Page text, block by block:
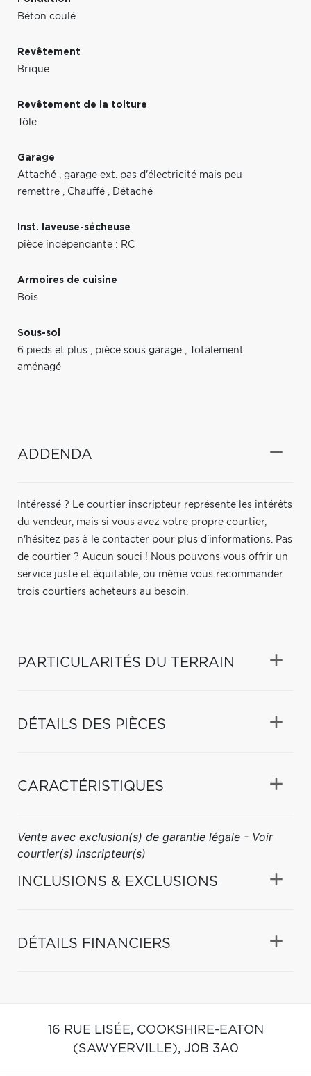
Béton coulé
Revêtement
Brique
Revêtement de la toiture
Tôle
Garage
Attaché , garage ext. pas d'électricité mais peu
remettre , Chauffé , Détaché
Inst. laveuse-sécheuse
pièce indépendante : RC
Armoires de cuisine
Bois
Sous-sol
6 pieds et plus , pièce sous garage ,
Totalement
aménagé
ADDENDA
Intéressé ? Le courtier inscripteur représente les intérêts
du vendeur, mais si vous avez votre propre courtier,
n'hésitez pas à le contacter pour plus d'informations. Pas
de courtier ? Aucun souci ! Nous pouvons vous offrir un
service juste et équitable, ou même vous recommander
trois courtiers acheteurs au besoin.
PARTICULARITÉS DU TERRAIN
DÉTAILS DES PIÈCES
CARACTÉRISTIQUES
Vente avec exclusion(s) de garantie légale - Voir
courtier(s) inscripteur(s)
INCLUSIONS & EXCLUSIONS
DÉTAILS FINANCIERS
16 RUE LISÉE, COOKSHIRE-EATON
(SAWYERVILLE), J0B 3A0